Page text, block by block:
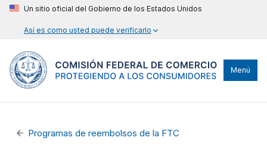
Un sitio oficial del Gobierno de los Estados Unidos
Así es como usted puede verificarlo
Menú
Programas de reembolsos de la FTC